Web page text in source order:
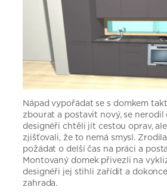
Nápad vypořádat se s domkem
zbourat a postavit nový, se nerodil
designéři chtěli jít cestou oprav,
zjišťovali, že to nemá smysl.
požádat o delší čas na práci a
Montovaný domek přivezli na
designéři jej stihli zařídit a
zahrada.